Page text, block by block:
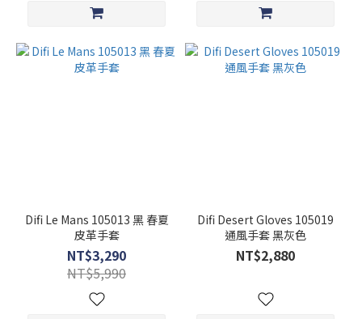
Difi Le Mans 105013 黑 春夏
皮革手套
NT$3,290
NT$5,990
Difi Desert Gloves 105019
通風手套 黑灰色
NT$2,880